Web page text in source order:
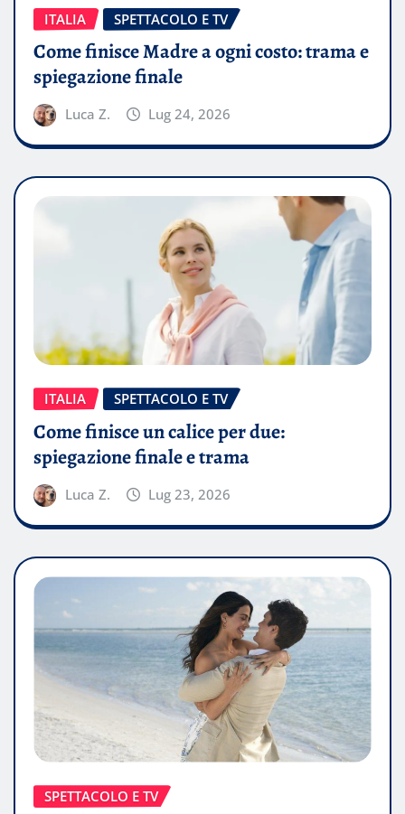
ITALIA SPETTACOLO E TV
Come finisce Madre a ogni costo: trama e
spiegazione finale
Luca Z. Lug 24, 2026
ITALIA SPETTACOLO E TV
Come finisce un calice per due:
spiegazione finale e trama
Luca Z. Lug 23, 2026
SPETTACOLO E TV